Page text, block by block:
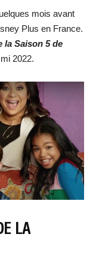
mois avant
Plus en France.
la Saison 5 de
2022.
LA